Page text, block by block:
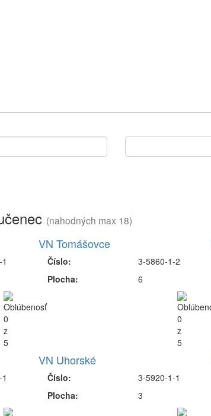
(nahodných max 18)
VN Tomášovce
Číslo:
Plocha:
3-5860-1-2
6
VN Uhorské
Číslo:
Plocha:
3-5920-1-1
3